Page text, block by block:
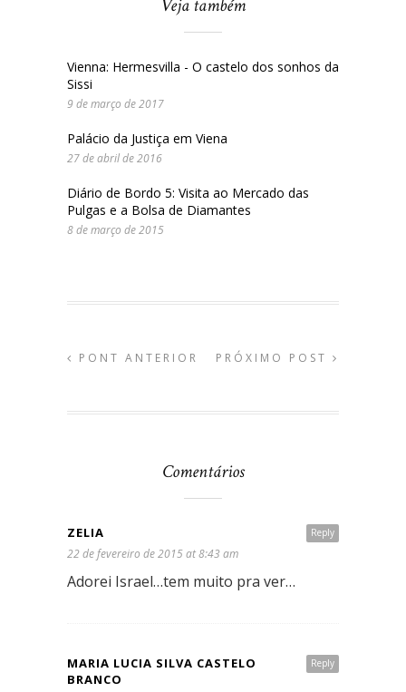
Veja também
Vienna: Hermesvilla - O castelo dos sonhos da
Sissi
9 de março de 2017
Palácio da Justiça em Viena
27 de abril de 2016
Diário de Bordo 5: Visita ao Mercado das
Pulgas e a Bolsa de Diamantes
8 de março de 2015
PONT ANTERIOR PRÓXIMO POST
Comentários
Reply
ZELIA
22 de fevereiro de 2015 at 8:43 am
Adorei Israel…tem muito pra ver…
Reply
MARIA LUCIA SILVA CASTELO
BRANCO